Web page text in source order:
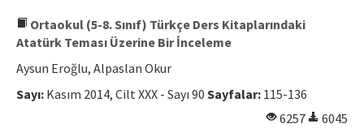
Ortaokul (5-8. Sınıf) Türkçe Ders Kitaplarındaki
Atatürk Teması Üzerine Bir İnceleme
Aysun Eroğlu, Alpaslan Okur
Sayı: Kasım 2014, Cilt XXX - Sayı 90 Sayfalar: 115-136
6257
6045